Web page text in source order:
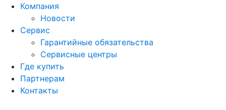
Компания
Новости
Сервис
Гарантийные обязательства
Сервисные центры
Где купить
Партнерам
Контакты